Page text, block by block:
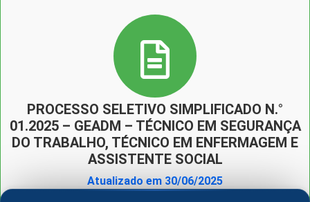
PROCESSO SELETIVO SIMPLIFICADO N.°
01.2025 – GEADM – TÉCNICO EM SEGURANÇA
DO TRABALHO, TÉCNICO EM ENFERMAGEM E
ASSISTENTE SOCIAL
Atualizado em 30/06/2025